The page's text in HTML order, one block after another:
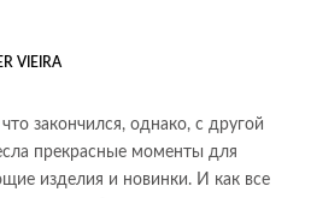
VIEIRA
закончился, однако, с другой
прекрасные моменты для
изделия и новинки. И как все